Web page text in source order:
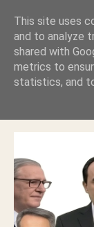
ΑΥΤΟΧΘΟΝΕΣ
ΦΙΜΩΣΑΝ ΤΟ
ΕΠΕΝΔΥΣΑΤΕ
ΓΛΥΦΑΔΑ
ΜΙΚΡΟΝ
This site uses
and to analyze
shared with
metrics to
statistics, and